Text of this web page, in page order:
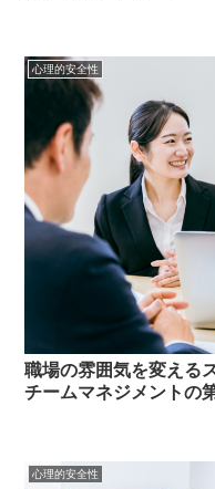
心理的安全性
職場の雰囲気を変える
チームマネジメントの
心理的安全性